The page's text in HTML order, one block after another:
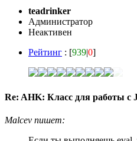
teadrinker
Администратор
Неактивен
Рейтинг : [939|0]
Re: AHK: Класс для работы с
Malcev пишет: